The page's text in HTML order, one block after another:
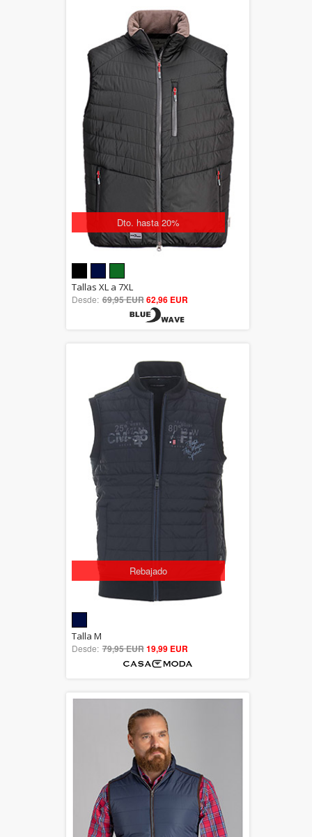
Dto. hasta 20%
5.00
out of 5
Tallas XL a 7XL
Desde: 69,95 EUR62,96 EUR
Rebajado
out of 5
Talla M
Desde: 79,95 EUR19,99 EUR